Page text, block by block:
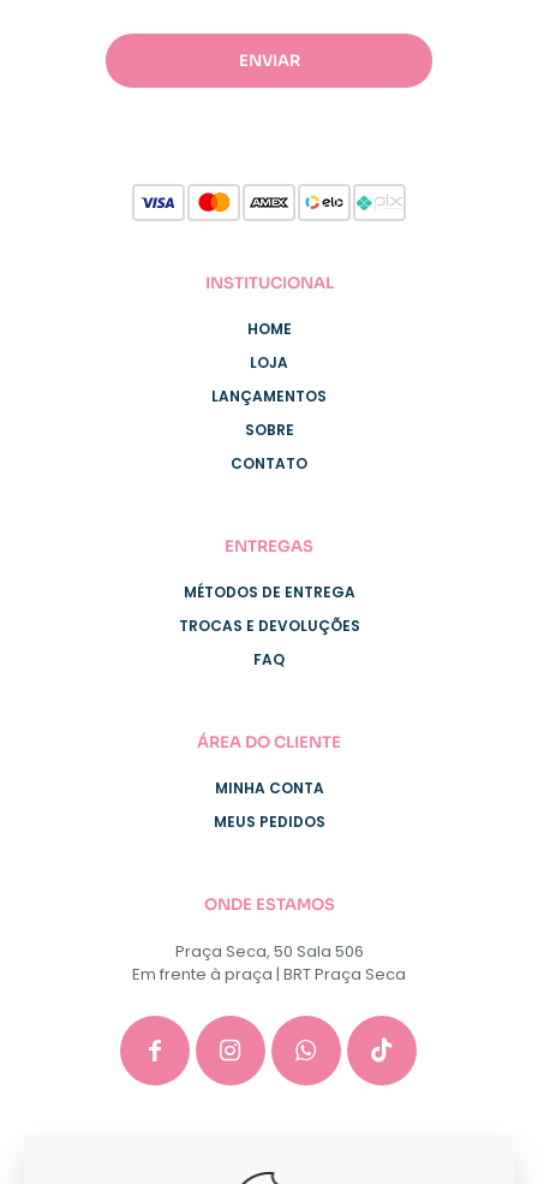
INSTITUCIONAL
HOME
LOJA
LANÇAMENTOS
SOBRE
CONTATO
ENTREGAS
MÉTODOS DE ENTREGA
TROCAS E DEVOLUÇÕES
FAQ
ÁREA DO CLIENTE
MINHA CONTA
MEUS PEDIDOS
ONDE ESTAMOS
Praça Seca, 50 Sala 506
Em frente à praça | BRT Praça Seca
GACEP SERVICOS E COMERCIO DE INFORMATICA E